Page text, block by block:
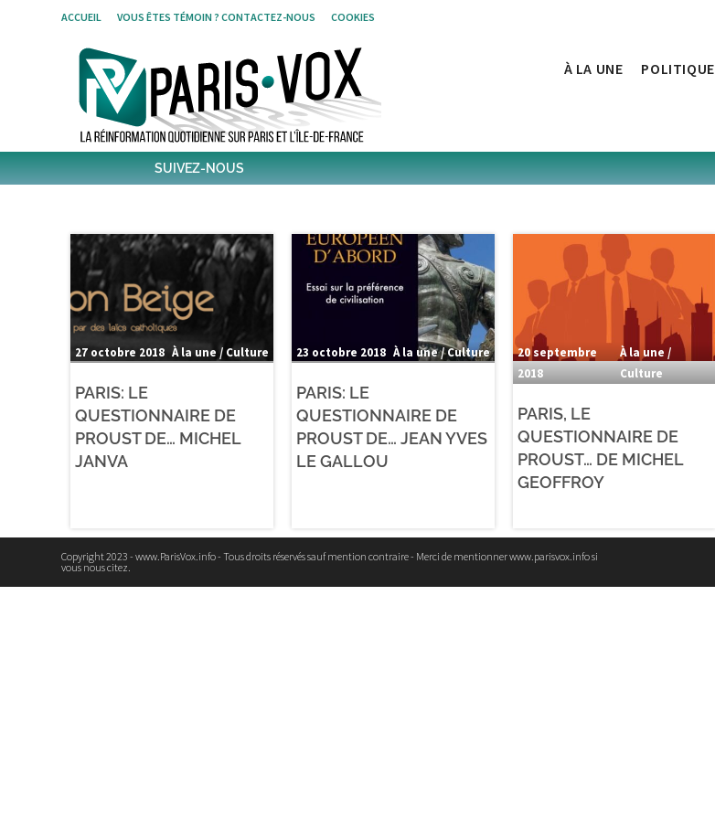
ACCUEIL VOUS ÊTES TÉMOIN ? CONTACTEZ-NOUS COOKIES
À LA UNE POLITIQUE
SUIVEZ-NOUS
Post
6,305 Post
27 octobre 2018 À la une / Culture
PARIS: LE
QUESTIONNAIRE DE
PROUST DE… MICHEL
JANVA
23 octobre 2018 À la une / Culture
PARIS: LE
QUESTIONNAIRE DE
PROUST DE… JEAN YVES
LE GALLOU
20 septembre
2018
À la une /
Culture
PARIS, LE
QUESTIONNAIRE DE
PROUST… DE MICHEL
GEOFFROY
Copyright 2023 - www.ParisVox.info - Tous droits réservés sauf mention contraire - Merci de mentionner www.parisvox.info si
vous nous citez.